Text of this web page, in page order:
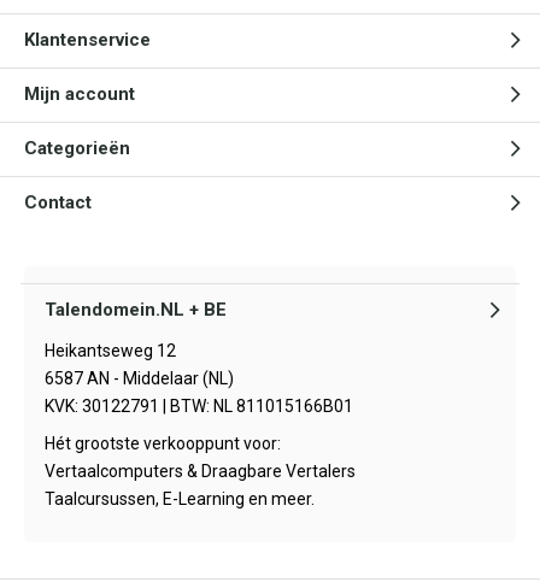
Klantenservice
Mijn account
Categorieën
Contact
Talendomein.NL + BE
Heikantseweg 12
6587 AN - Middelaar (NL)
KVK: 30122791 | BTW: NL 811015166B01
Hét grootste verkooppunt voor:
Vertaalcomputers & Draagbare Vertalers
Taalcursussen, E-Learning en meer.